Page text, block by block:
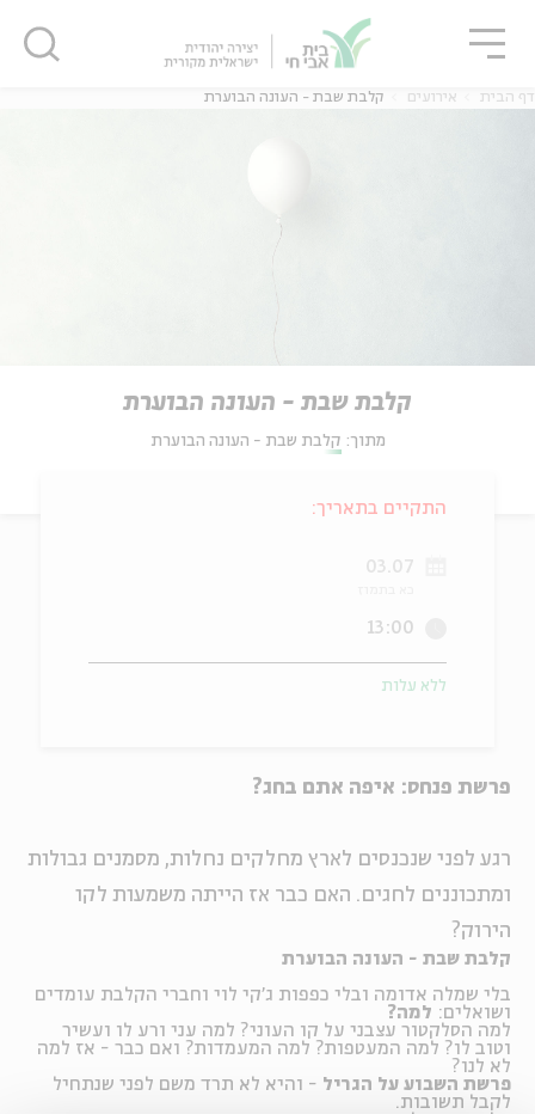
דף הבית אירועים קלבת שבת - העונה הבוערת
קלבת שבת - העונה הבוערת
מתוך: קלבת שבת - העונה הבוערת
פרשת פנחס: איפה אתם בחג?
רגע לפני שנכנסים לארץ מחלקים נחלות, מסמנים גבולות
ומתכוננים לחגים. האם כבר אז הייתה משמעות לקו
הירוק?
קלבת שבת - העונה הבוערת
בלי שמלה אדומה ובלי כפפות ג'קי לוי וחברי הקלבת עומדים
ושואלים: למה?
למה הסלקטור עצבני על קו העוני? למה עני ורע לו ועשיר
וטוב לו? למה המעטפות? למה המעמדות? ואם כבר - אז למה
לא לנו?
פרשת השבוע על הגריל - והיא לא תרד משם לפני שנתחיל
לקבל תשובות.
התקיים בתאריך:
03.07
13:00
ללא עלות
סגור